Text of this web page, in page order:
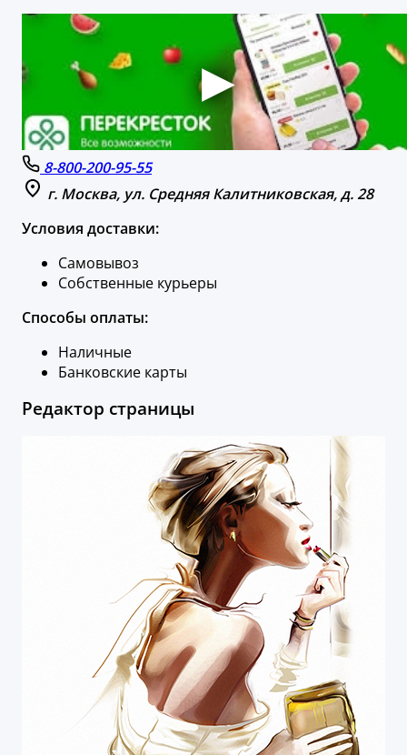
8-800-200-95-55
г. Москва, ул. Средняя Калитниковская, д. 28
Условия доставки:
Самовывоз
Собственные курьеры
Способы оплаты:
Наличные
Банковские карты
Редактор страницы